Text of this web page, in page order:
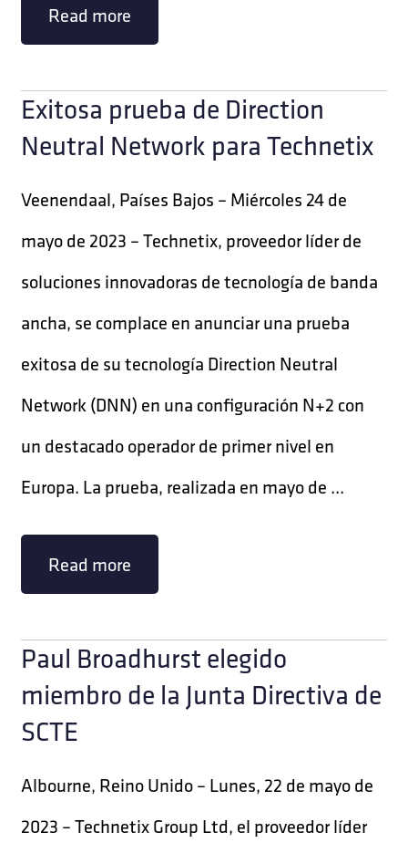
Read more
Exitosa prueba de Direction
Neutral Network para Technetix
Veenendaal, Países Bajos – Miércoles 24 de
mayo de 2023 – Technetix, proveedor líder de
soluciones innovadoras de tecnología de banda
ancha, se complace en anunciar una prueba
exitosa de su tecnología Direction Neutral
Network (DNN) en una configuración N+2 con
un destacado operador de primer nivel en
Europa. La prueba, realizada en mayo de ...
Read more
Paul Broadhurst elegido
miembro de la Junta Directiva de
SCTE
Albourne, Reino Unido – Lunes, 22 de mayo de
2023 – Technetix Group Ltd, el proveedor líder